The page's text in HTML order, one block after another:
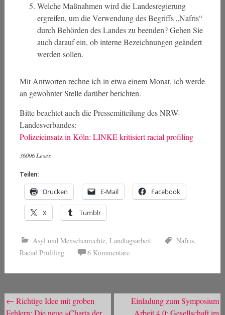
Welche Maßnahmen wird die Landesregierung
ergreifen, um die Verwendung des Begriffs „Nafris“
durch Behörden des Landes zu beenden? Gehen Sie
auch darauf ein, ob interne Bezeichnungen geändert
werden sollen.
Mit Antworten rechne ich in etwa einem Monat, ich werde
an gewohnter Stelle darüber berichten.
Bitte beachtet auch die Pressemitteilung des NRW-
Landesverbandes:
Polizeieinsatz in Köln: LINKE kritisiert racial profiling
36096 Leser.
Teilen:
Drucken E-Mail Facebook
X Tumblr
Asyl und Menschenrechte, Landtagsarbeit Nafris,
Racial Profiling
6 Kommentare
Beitragsnavigation
← Richtige Idee mit groben
Einladung zum Symposium